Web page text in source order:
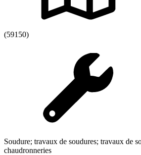
(59150)
Soudure; travaux de soudures; travaux de
chaudronneries